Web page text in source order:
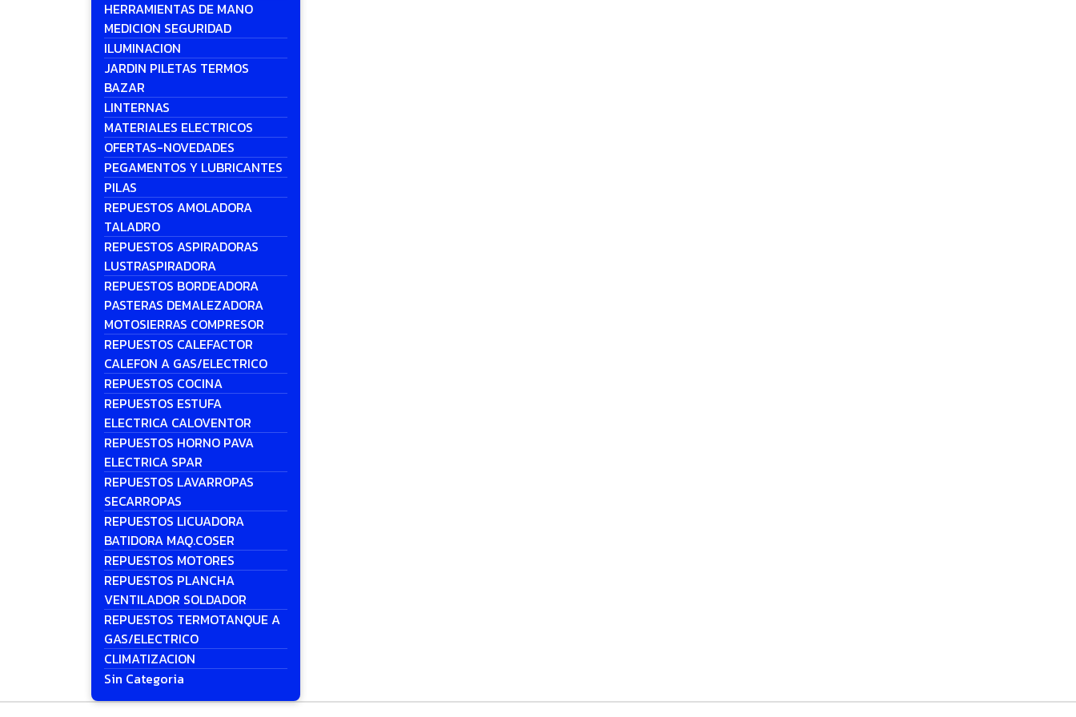
HERRAMIENTAS DE MANO
MEDICION SEGURIDAD
ILUMINACION
JARDIN PILETAS TERMOS
BAZAR
LINTERNAS
MATERIALES ELECTRICOS
OFERTAS-NOVEDADES
PEGAMENTOS Y LUBRICANTES
PILAS
REPUESTOS AMOLADORA
TALADRO
REPUESTOS ASPIRADORAS
LUSTRASPIRADORA
REPUESTOS BORDEADORA
PASTERAS DEMALEZADORA
MOTOSIERRAS COMPRESOR
REPUESTOS CALEFACTOR
CALEFON A GAS/ELECTRICO
REPUESTOS COCINA
REPUESTOS ESTUFA
ELECTRICA CALOVENTOR
REPUESTOS HORNO PAVA
ELECTRICA SPAR
REPUESTOS LAVARROPAS
SECARROPAS
REPUESTOS LICUADORA
BATIDORA MAQ.COSER
REPUESTOS MOTORES
REPUESTOS PLANCHA
VENTILADOR SOLDADOR
REPUESTOS TERMOTANQUE A
GAS/ELECTRICO
CLIMATIZACION
Sin Categoria